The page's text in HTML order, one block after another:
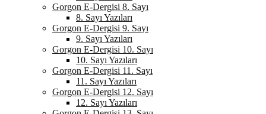
Gorgon E-Dergisi 8. Sayı
8. Sayı Yazıları
Gorgon E-Dergisi 9. Sayı
9. Sayı Yazıları
Gorgon E-Dergisi 10. Sayı
10. Sayı Yazıları
Gorgon E-Dergisi 11. Sayı
11. Sayı Yazıları
Gorgon E-Dergisi 12. Sayı
12. Sayı Yazıları